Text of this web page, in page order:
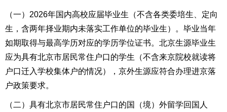
（一）2026年国内高校应届毕业生（不含各类委培生、定向
生，含两年择业期内未落实工作单位的毕业生）
。毕业当年
如期取得与最高学历对应的学历学位证书。北京生源毕业生
应为具有北京市居民常住户口的学生（不含来京院校就读将
户口迁入学校集体户的情况），京外生源应符合办理进京落
户政策要求。
（二）具有北京市居民常住户口的国（境）外留学回国人